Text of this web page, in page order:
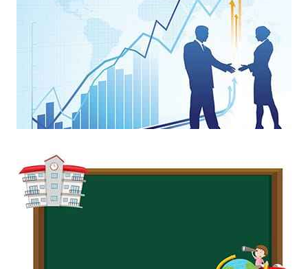
Mẫu thiết kế thể hiện sự hợp tác phát triển làm hình nền powerpoint